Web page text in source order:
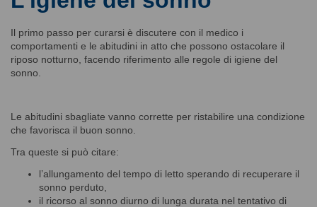
Il primo passo per curarsi è discutere con il medico i
comportamenti e le abitudini in atto che possono ostacolare il
riposo notturno, facendo riferimento alle regole di igiene del
sonno.
Le abitudini sbagliate vanno corrette per ristabilire una condizione
che favorisca il buon sonno.
Tra queste si può citare:
l’allungamento del tempo di letto sperando di recuperare il
sonno perduto,
il ricorso al sonno diurno di lunga durata nel tentativo di